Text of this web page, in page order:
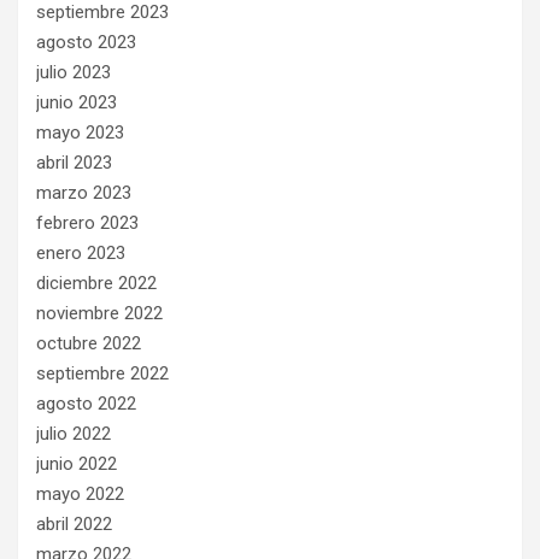
septiembre 2023
agosto 2023
julio 2023
junio 2023
mayo 2023
abril 2023
marzo 2023
febrero 2023
enero 2023
diciembre 2022
noviembre 2022
octubre 2022
septiembre 2022
agosto 2022
julio 2022
junio 2022
mayo 2022
abril 2022
marzo 2022